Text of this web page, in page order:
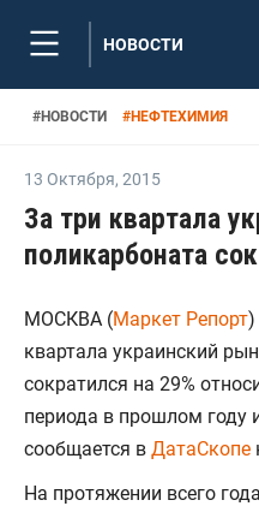
НОВОСТИ
#НОВОСТИ #НЕФТЕХИМИЯ
13 Октября, 2015
За три квартала
поликарбоната
МОСКВА (Маркет Репорт)
квартала украинский
сократился на 29%
периода в прошлом году
сообщается в ДатаСкопе
На протяжении всего